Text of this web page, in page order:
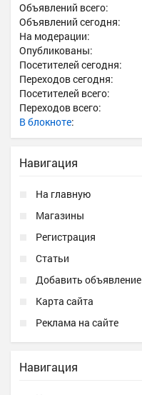
Объявлений всего:
Объявлений сегодня:
На модерации:
Опубликованы:
Посетителей сегодня:
Переходов сегодня:
Посетителей всего:
Переходов всего:
В блокноте:
Навигация
На главную
Магазины
Регистрация
Статьи
Добавить объявление
Карта сайта
Реклама на сайте
Навигация